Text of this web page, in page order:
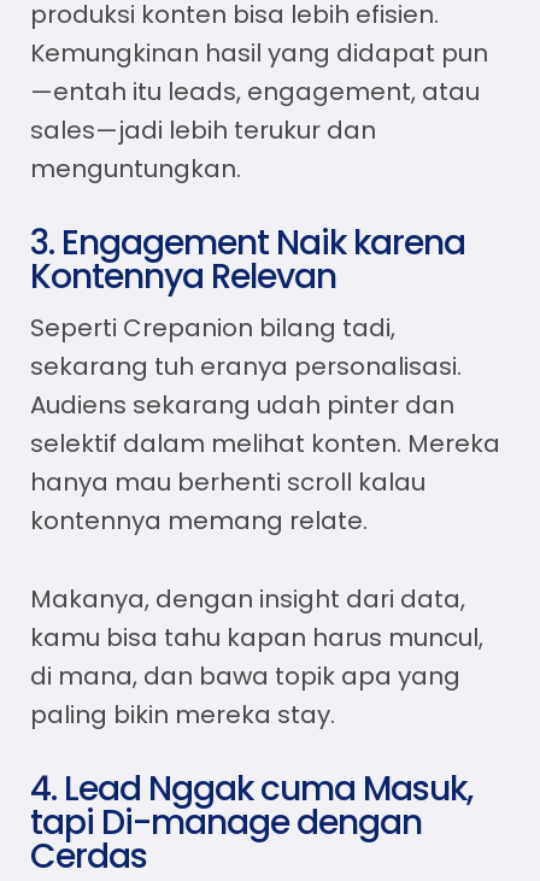
produksi konten bisa lebih efisien.
Kemungkinan hasil yang didapat pun
—entah itu leads, engagement, atau
sales—jadi lebih terukur dan
menguntungkan.
3. Engagement Naik karena
Kontennya Relevan
Seperti Crepanion bilang tadi,
sekarang tuh eranya personalisasi.
Audiens sekarang udah pinter dan
selektif dalam melihat konten. Mereka
hanya mau berhenti scroll kalau
kontennya memang relate.
Makanya, dengan insight dari data,
kamu bisa tahu kapan harus muncul,
di mana, dan bawa topik apa yang
paling bikin mereka stay.
4. Lead Nggak cuma Masuk,
tapi Di-manage dengan
Cerdas